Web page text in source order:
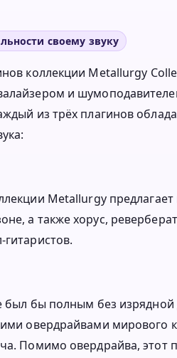
своему звуку
коллекции Metallurgy
и
из трёх плагинов
Metallurgy
а также хорус,
был бы полным без
овердрайвами мирового
Помимо овердрайва, этот